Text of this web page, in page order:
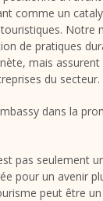
comme un
Notre
de pratiques
mais
du secteur.
dans la
pas seulement
pour un avenir
peut être